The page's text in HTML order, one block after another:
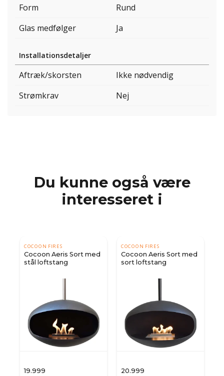
Form
Rund
Glas medfølger
Ja
Installationsdetaljer
Aftræk/skorsten
Ikke nødvendig
Strømkrav
Nej
Du kunne også være
interesseret i
COCOON FIRES
Cocoon Aeris Sort med
stål loftstang
19.999
COCOON FIRES
Cocoon Aeris Sort med
sort loftstang
20.999